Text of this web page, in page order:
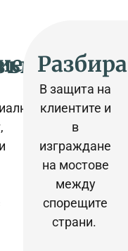
В защита на
клиентите и
в
изграждане
на мостове
между
спорещите
страни. ​